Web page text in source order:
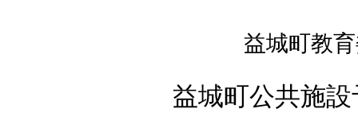
益城町教
益城町公共施